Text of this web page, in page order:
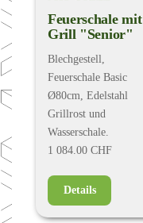
Feuerschale mit
Grill "Senior"
Blechgestell,
Feuerschale Basic
Ø80cm, Edelstahl
Grillrost und
Wasserschale.
1 084.00 CHF
Details